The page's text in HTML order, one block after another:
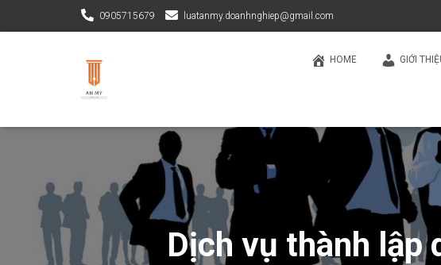
0905715679 luatanmy.doanhnghiep@gmail.com
HOME GIỚI
Dịch vụ thành lập